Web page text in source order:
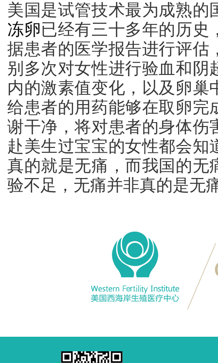
美国是试管技术最为成熟的
冻卵已经有三十多年的历史
据患者的医学报告进行评估
别多次对女性进行验血和阴
内的激素值变化，以及卵巢
给患者的用药能够在取卵完
谢干净，将对患者的身体伤
赴美生过宝宝的女性都会知
真的就是无痛，而我国的无
验不足，无痛并非真的是无